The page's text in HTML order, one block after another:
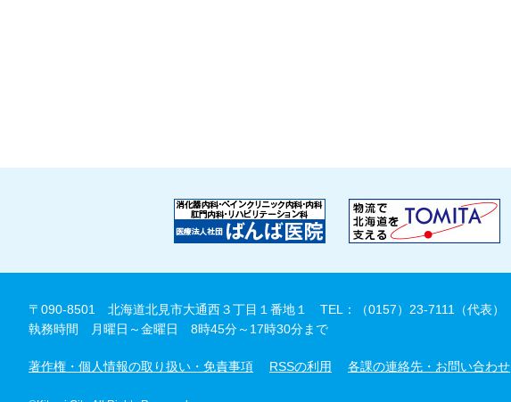
〒090-8501 北海道北見市大通西３丁目１番地１
TEL：（0157）23-7111（代表）
執務時間 月曜日～金曜日 8時45分～17時30分まで
著作権・個人情報の取り扱い・免責事項 RSSの利用 各課の連絡先・お問い合わせ